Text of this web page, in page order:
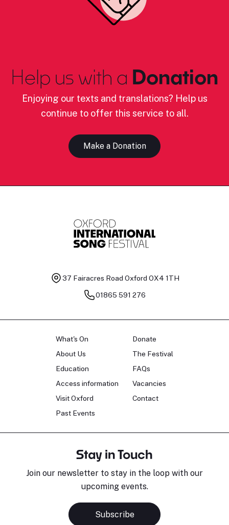
Help us with a Donation
Enjoying our texts and translations? Help us
continue to offer this service to all.
Make a Donation
37 Fairacres Road Oxford OX4 1TH
01865 591 276
What's On
About Us
Education
Access information
Visit Oxford
Past Events
Donate
The Festival
FAQs
Vacancies
Contact
Stay in Touch
Join our newsletter to stay in the loop with our
upcoming events.
Subscribe